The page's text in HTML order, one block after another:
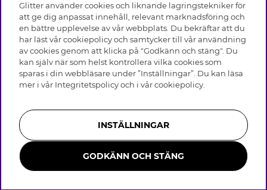
Leverans
Villkor
Integritetspolicy
Cookies
Medlemsvillkor
Jobba hos Glitter
Återkallelse
OM GLITTER
Black Friday
Våra butiker
Varumärken
Företagshistoria
Visselblåsning
Press & Samarbeten
HJÄLP
Vanliga frågor
Kundservice
Skötselråd skinnhandskar
Storleksguide för ringar
Smycken i rostfritt stål
Bli medlem
Glitter använder cookies och liknande lagringstekniker för
att ge dig anpassat innehåll, relevant marknadsföring och
en bättre upplevelse av vår webbplats. Du bekräftar att du
har läst vår cookiepolicy och samtycker till vår användning
av cookies genom att klicka på "Godkänn och stäng". Du
kan själv när som helst kontrollera vilka cookies som
sparas i din webbläsare under ”Inställningar”. Du kan läsa
mer i vår Integritetspolicyoch i vårcookiepolicy
INSTÄLLNINGAR
GODKÄNN OCH STÄNG